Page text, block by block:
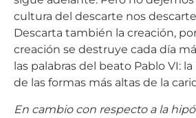
cultura del descarte nos
Descarta también la creación,
creación se destruye cada día
las palabras del beato Pablo VI:
de las formas más altas de la
En cambio con respecto a la